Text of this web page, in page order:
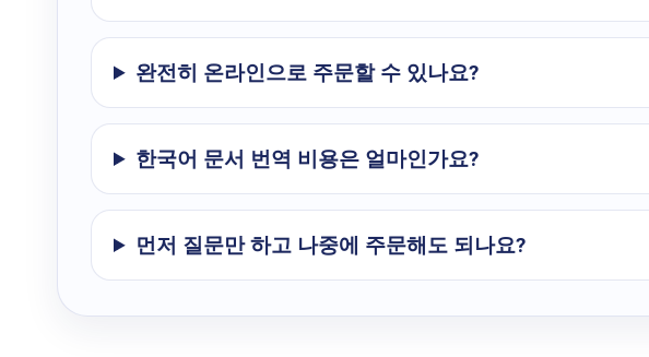
완전히 온라인으로 주문할 수 있나요?
한국어 문서 번역 비용은 얼마인가요?
먼저 질문만 하고 나중에 주문해도 되나요?